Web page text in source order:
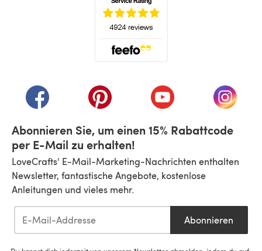
(öffnet sich in einem neuen Tab)
(öffnet sich in einem neuen Tab)
(öffnet sich in einem
(öffnet
Abonnieren Sie, um einen 15% Rabattcode
per E-Mail zu erhalten!
LoveCrafts' E-Mail-Marketing-Nachrichten enthalten
Newsletter, fantastische Angebote, kostenlose
Anleitungen und vieles mehr.
Abonnieren